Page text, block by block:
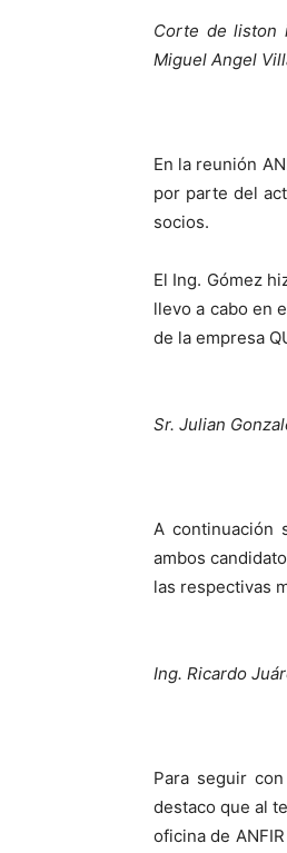
Corte de liston
Miguel Angel
En la reunión
por parte del
socios.
El Ing. Gómez
llevo a cabo en
de la empresa
Sr. Julian
A continuación
ambos
las respectivas
Ing. Ricardo
Para seguir
destaco que al
oficina de